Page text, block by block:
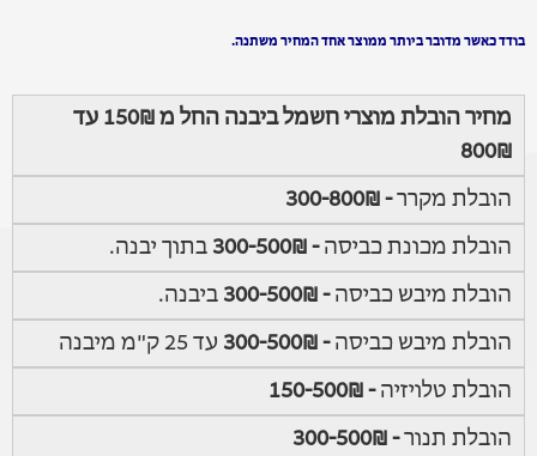
בודד כאשר מדובר ביותר ממוצר אחד המחיר משתנה.
מחיר הובלת מוצרי חשמל ביבנה החל מ 150₪ עד
800₪
הובלת מקרר- 300-800₪
הובלת מכונת כביסה - 300-500₪
בתוך יבנה.
הובלת מיבש כביסה - 300-500₪
ביבנה.
הובלת מיבש כביסה - 300-500₪
עד 25 ק"מ מיבנה
הובלת טלויזיה - 150-500₪
הובלת תנור- 300-500₪